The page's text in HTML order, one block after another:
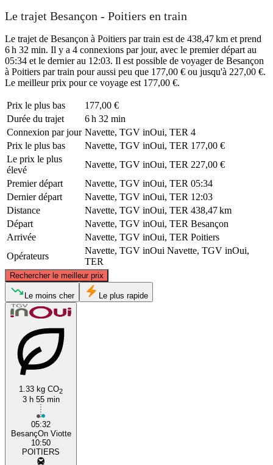
Le trajet Besançon - Poitiers en train
Le trajet de Besançon à Poitiers par train est de 438,47 km et prend
6 h 32 min. Il y a 4 connexions par jour, avec le premier départ au
05:34 et le dernier au 12:03. Il est possible de voyager de Besançon
à Poitiers par train pour aussi peu que 177,00 € ou jusqu'à 227,00 €.
Le meilleur prix pour ce voyage est 177,00 €.
Prix ​​le plus bas
177,00 €
Durée du trajet
6 h 32 min
Connexion par jour Navette, TGV inOui, TER 4
Prix ​​le plus bas
Navette, TGV inOui, TER 177,00 €
Le prix le plus
élevé
Navette, TGV inOui, TER 227,00 €
Premier départ
Navette, TGV inOui, TER 05:34
Dernier départ
Navette, TGV inOui, TER 12:03
Distance
Navette, TGV inOui, TER 438,47 km
Départ
Navette, TGV inOui, TER Besançon
Arrivée
Navette, TGV inOui, TER Poitiers
Opérateurs
Navette, TGV inOui Navette, TGV inOui,
TER
Rechercher le meilleur prix
Poitiers
Le moins cher Le plus rapide
1.33 kg CO2
3 h 55 min
05:32
BesançOn Viotte
10:50
POITIERS